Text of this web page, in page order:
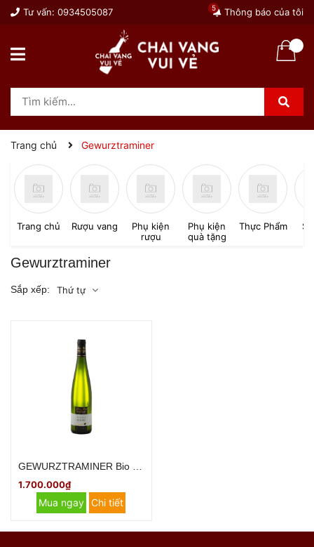
Tư vấn: 0934505087 Thông báo của tôi
5
Trang chủ Gewurztraminer
Trang chủ Rượu vang
Phụ kiện
rượu
Phụ kiện
quà tặng
Thực Phẩm
Gewurztraminer
Sắp xếp: Thứ tự
1.700.000₫
Mua ngay Chi tiết